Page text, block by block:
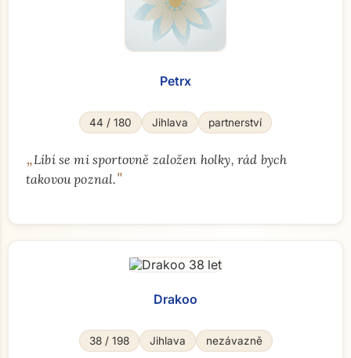
Petrx
44 / 180 Jihlava partnerství
„Líbí se mi sportovně založen holky, rád bych
takovou poznal."
Drakoo
38 / 198 Jihlava nezávazně